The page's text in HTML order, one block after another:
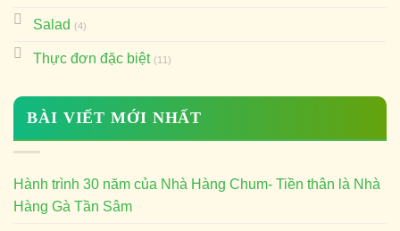
Salad (4)
Thực đơn đặc biệt (11)
BÀI VIẾT MỚI NHẤT
Hành trình 30 năm của Nhà Hàng Chum- Tiền thân là Nhà
Hàng Gà Tần Sâm